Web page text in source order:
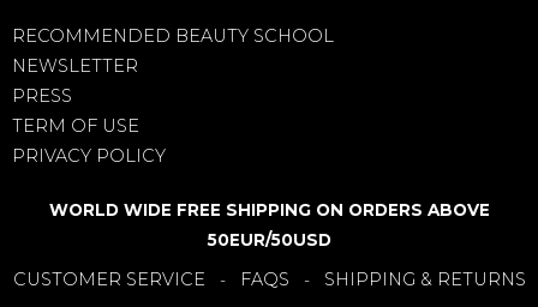
RECOMMENDED BEAUTY SCHOOL
NEWSLETTER
PRESS
TERM OF USE
PRIVACY POLICY
WORLD WIDE FREE SHIPPING ON ORDERS ABOVE
50EUR/50USD
CUSTOMER SERVICE - FAQS - SHIPPING & RETURNS